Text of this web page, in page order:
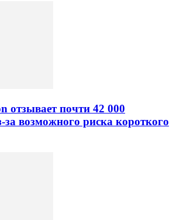
отзывает почти 42 000
за возможного риска короткого